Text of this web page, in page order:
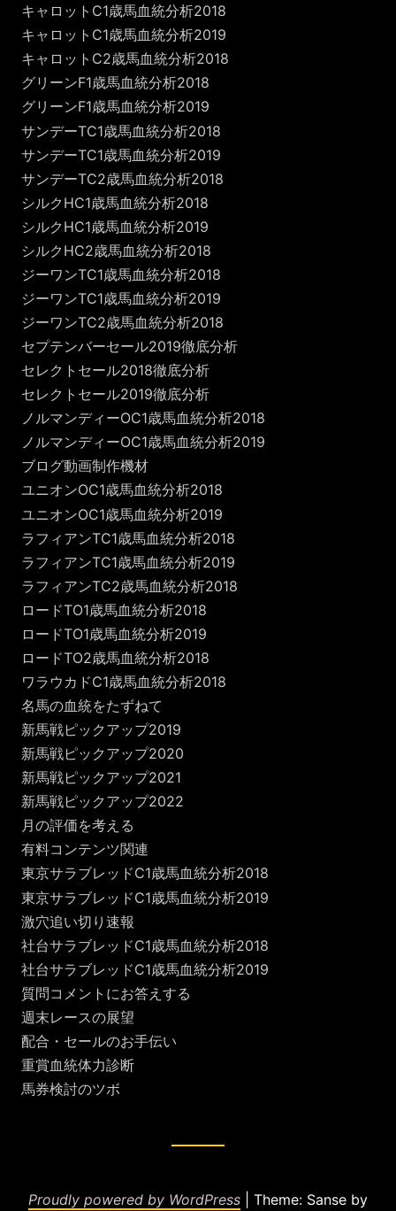
キャロットC1歳馬血統分析2018
キャロットC1歳馬血統分析2019
キャロットC2歳馬血統分析2018
グリーンF1歳馬血統分析2018
グリーンF1歳馬血統分析2019
サンデーTC1歳馬血統分析2018
サンデーTC1歳馬血統分析2019
サンデーTC2歳馬血統分析2018
シルクHC1歳馬血統分析2018
シルクHC1歳馬血統分析2019
シルクHC2歳馬血統分析2018
ジーワンTC1歳馬血統分析2018
ジーワンTC1歳馬血統分析2019
ジーワンTC2歳馬血統分析2018
セプテンバーセール2019徹底分析
セレクトセール2018徹底分析
セレクトセール2019徹底分析
ノルマンディーOC1歳馬血統分析2018
ノルマンディーOC1歳馬血統分析2019
ブログ動画制作機材
ユニオンOC1歳馬血統分析2018
ユニオンOC1歳馬血統分析2019
ラフィアンTC1歳馬血統分析2018
ラフィアンTC1歳馬血統分析2019
ラフィアンTC2歳馬血統分析2018
ロードTO1歳馬血統分析2018
ロードTO1歳馬血統分析2019
ロードTO2歳馬血統分析2018
ワラウカドC1歳馬血統分析2018
名馬の血統をたずねて
新馬戦ピックアップ2019
新馬戦ピックアップ2020
新馬戦ピックアップ2021
新馬戦ピックアップ2022
月の評価を考える
有料コンテンツ関連
東京サラブレッドC1歳馬血統分析2018
東京サラブレッドC1歳馬血統分析2019
激穴追い切り速報
社台サラブレッドC1歳馬血統分析2018
社台サラブレッドC1歳馬血統分析2019
質問コメントにお答えする
週末レースの展望
配合・セールのお手伝い
重賞血統体力診断
馬券検討のツボ
Proudly powered by WordPress Theme: Sanse by